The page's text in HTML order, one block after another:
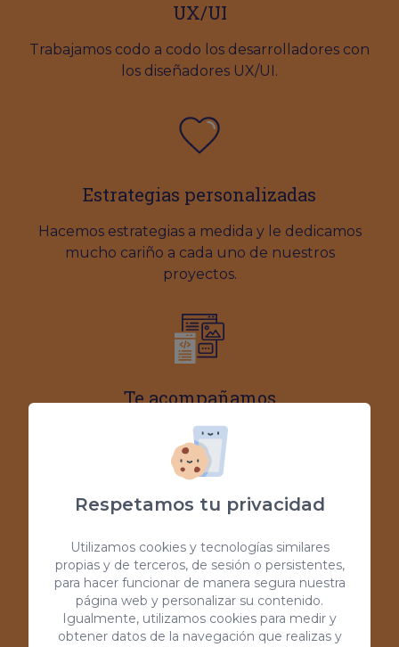
Respetamos tu privacidad
Utilizamos cookies y tecnologías similares
propias y de terceros, de sesión o persistentes,
para hacer funcionar de manera segura nuestra
página web y personalizar su contenido.
Igualmente, utilizamos cookies para medir y
obtener datos de la navegación que realizas y
UX/UI
Trabajamos codo a codo los desarrolladores con
los diseñadores UX/UI.
Estrategias personalizadas
Hacemos estrategias a medida y le dedicamos
mucho cariño a cada uno de nuestros
proyectos.
Te acompañamos
Nuestro servicio está personalizado desde la
primera toma de contacto hasta el lanzamiento.
Estamos ahí para ayudarte.
Te ayudamos
Asesoría y acompañamiento durante el